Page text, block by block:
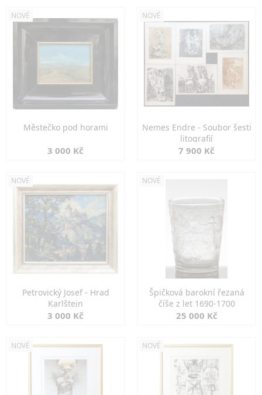
NOVÉ
Městečko pod horami
3 000 Kč
NOVÉ
Nemes Endre - Soubor šesti
litografií
7 900 Kč
NOVÉ
Petrovický Josef - Hrad
Karlštejn
3 000 Kč
NOVÉ
Špičková barokní řezaná
číše z let 1690-1700
25 000 Kč
NOVÉ NOVÉ